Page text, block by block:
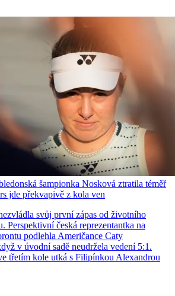
šampionka Nosková ztratila téměř
jde překvapivě z kola ven
svůj první zápas od životního
Perspektivní česká reprezentantka na
podlehla Američance Caty
v úvodní sadě neudržela vedení 5:1.
třetím kole utká s Filipínkou Alexandrou